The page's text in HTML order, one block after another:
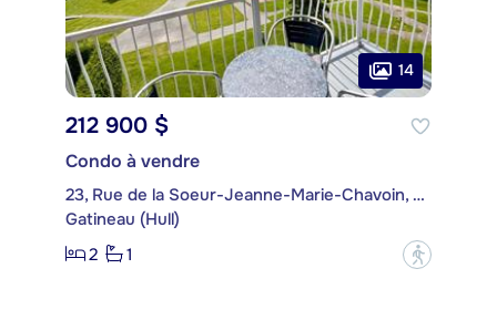
14
212 900 $
Condo à vendre
23, Rue de la Soeur-Jeanne-Marie-Chavoin, app. 517
Gatineau (Hull)
2
1 ?